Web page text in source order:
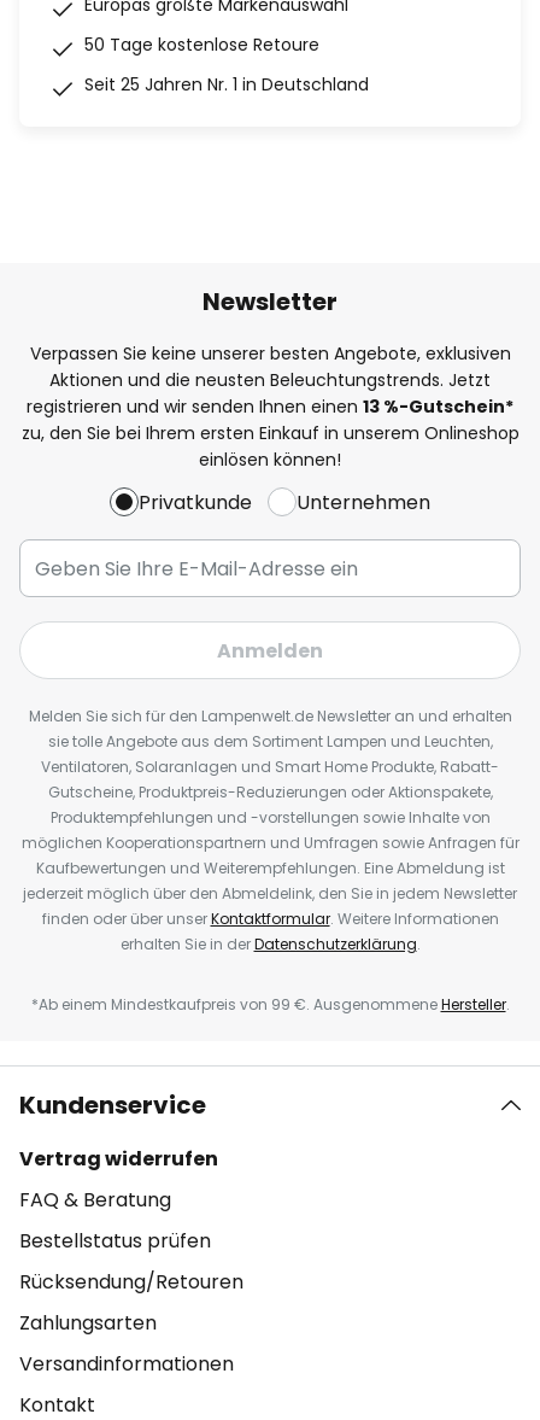
Europas größte Markenauswahl
50 Tage kostenlose Retoure
Seit 25 Jahren Nr. 1 in Deutschland
Newsletter
Verpassen Sie keine unserer besten Angebote, exklusiven
Aktionen und die neusten Beleuchtungstrends. Jetzt
registrieren und wir senden Ihnen einen 13 %-Gutschein*
zu, den Sie bei Ihrem ersten Einkauf in unserem Onlineshop
einlösen können!
Privatkunde Unternehmen
Anmelden
Melden Sie sich für den Lampenwelt.de Newsletter an und erhalten
sie tolle Angebote aus dem Sortiment Lampen und Leuchten,
Ventilatoren, Solaranlagen und Smart Home Produkte, Rabatt-
Gutscheine, Produktpreis-Reduzierungen oder Aktionspakete,
Produktempfehlungen und -vorstellungen sowie Inhalte von
möglichen Kooperationspartnern und Umfragen sowie Anfragen für
Kaufbewertungen und Weiterempfehlungen. Eine Abmeldung ist
jederzeit möglich über den Abmeldelink, den Sie in jedem Newsletter
finden oder über unserKontaktformular. Weitere Informationen
erhalten Sie in derDatenschutzerklärung.
*Ab einem Mindestkaufpreis von 99 €. AusgenommeneHersteller.
Kundenservice
Vertrag widerrufen
FAQ & Beratung
Bestellstatus prüfen
Rücksendung/Retouren
Zahlungsarten
Versandinformationen
Kontakt